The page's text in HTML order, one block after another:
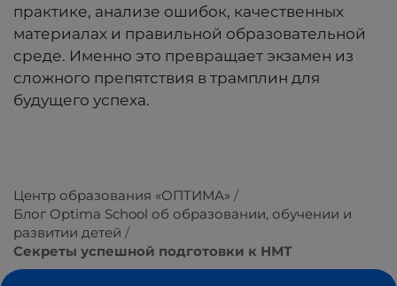
практике, анализе ошибок, качественных
материалах и правильной образовательной
среде. Именно это превращает экзамен из
сложного препятствия в трамплин для
будущего успеха.
Центр образования «ОПТИМА»
Блог Optima School об образовании, обучении и
развитии детей
Секреты успешной подготовки к НМТ